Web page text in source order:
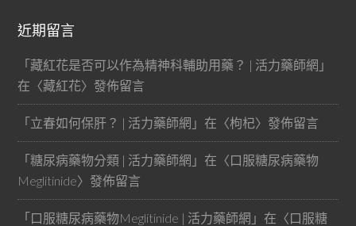
近期留言
「藏紅花是否可以作為精神科輔助用藥？ | 活力藥師網 」
在〈藏紅花〉發佈留言
「立春如何保肝？ | 活力藥師網 」在〈枸杞〉發佈留言
「糖尿病藥物分類 | 活力藥師網 」在〈口服糖尿病藥物
Meglitinide〉發佈留言
「口服糖尿病藥物Meglitinide | 活力藥師網 」在〈口服糖